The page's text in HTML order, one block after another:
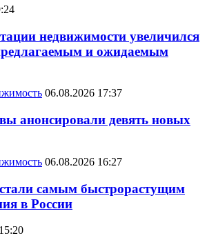
недвижимости увеличился
и ожидаемым
06.08.2026 17:37
анонсировали девять новых
06.08.2026 16:27
стали самым быстрорастущим
в России